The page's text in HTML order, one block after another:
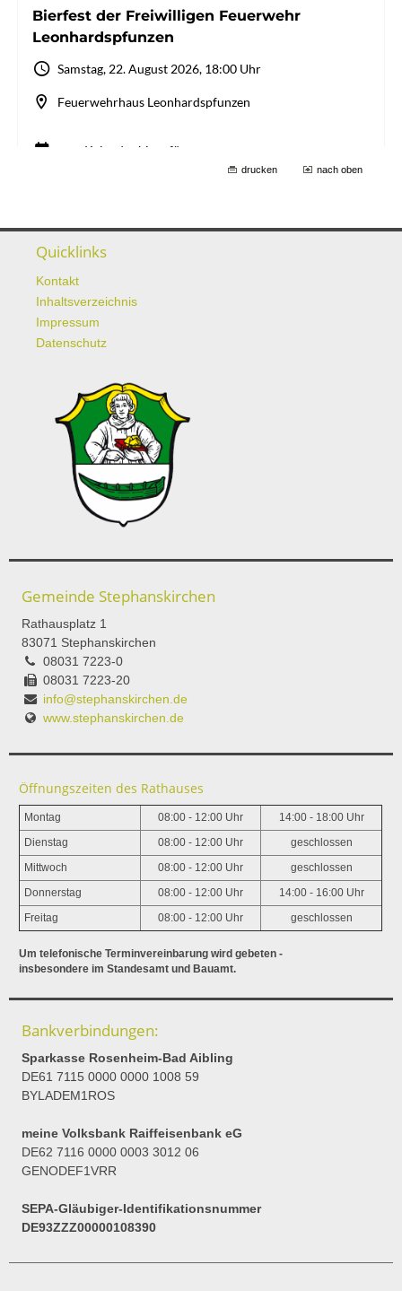
drucken nach oben
Quicklinks
Kontakt
Inhaltsverzeichnis
Impressum
Datenschutz
Gemeinde Stephanskirchen
Rathausplatz 1
83071 Stephanskirchen
08031 7223-0
08031 7223-20
info@stephanskirchen.de
www.stephanskirchen.de
Öffnungszeiten des Rathauses
Montag 08:00 - 12:00 Uhr 14:00 - 18:00 Uhr
Dienstag 08:00 - 12:00 Uhr geschlossen
Mittwoch 08:00 - 12:00 Uhr geschlossen
Donnerstag 08:00 - 12:00 Uhr 14:00 - 16:00 Uhr
Freitag 08:00 - 12:00 Uhr geschlossen
Um telefonische Terminvereinbarung wird gebeten -
insbesondere im Standesamt und Bauamt.
Bankverbindungen:
Sparkasse Rosenheim-Bad Aibling
DE61 7115 0000 0000 1008 59
BYLADEM1ROS
meine Volksbank Raiffeisenbank eG
DE62 7116 0000 0003 3012 06
GENODEF1VRR
SEPA-Gläubiger-Identifikationsnummer
DE93ZZZ00000108390